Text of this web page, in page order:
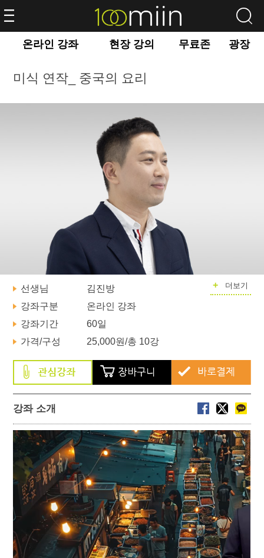
온라인 강좌 현장 강의 무료존 광장
미식 연작_ 중국의 요리
선생님 + 더보기
김진방
강좌구분
온라인 강좌
강좌기간
60일
가격/구성
25,000원/총 10강
강좌 소개